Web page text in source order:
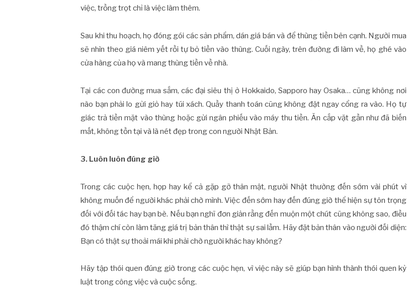
việc, trồng trọt chỉ là việc làm thêm.
Sau khi thu hoạch, họ đóng gói các sản phẩm, dán giá bán và để thùng tiền bên cạnh. Người mua
sẽ nhìn theo giá niêm yết rồi tự bỏ tiền vào thùng. Cuối ngày, trên đường đi làm về, họ ghé vào
cửa hàng của họ và mang thùng tiền về nhà.
Tại các con đường mua sắm, các đại siêu thị ở Hokkaido, Sapporo hay Osaka… cũng không nơi
nào bạn phải lo gửi giỏ hay túi xách. Quầy thanh toán cũng không đặt ngay cổng ra vào. Họ tự
giác trả tiền mặt vào thùng hoặc gửi ngân phiếu vào máy thu tiền. Ăn cắp vặt gần như đã biến
mất, không tồn tại và là nét đẹp trong con người Nhật Bản.
3. Luôn luôn đúng giờ
Trong các cuộc hẹn, họp hay kể cả gặp gỡ thân mật, người Nhật thường đến sớm vài phút vì
không muốn để người khác phải chờ mình. Việc đến sớm hay đến đúng giờ thể hiện sự tôn trọng
đối với đối tác hay bạn bè. Nếu bạn nghĩ đơn giản rằng đến muộn một chút cũng không sao, điều
đó thậm chí còn làm tăng giá trị bản thân thì thật sự sai lầm. Hãy đặt bản thân vào người đối diện:
Bạn có thật sự thoải mái khi phải chờ người khác hay không?
Hãy tập thói quen đúng giờ trong các cuộc hẹn, vì việc này sẽ giúp bạn hình thành thói quen kỷ
luật trong công việc và cuộc sống.